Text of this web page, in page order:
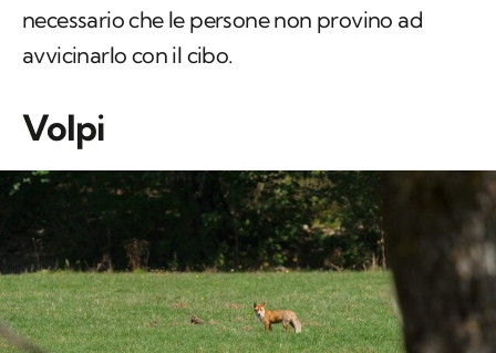
necessario che le persone non provino ad
avvicinarlo con il cibo.
Volpi